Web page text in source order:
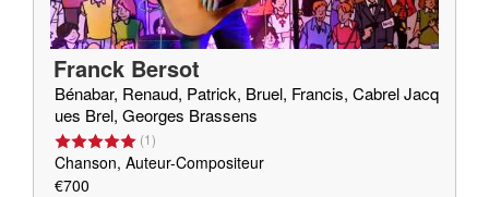
Franck Bersot
Bénabar, Renaud, Patrick, Bruel, Francis, Cabrel Jacq
ues Brel, Georges Brassens
(1)
Chanson, Auteur-Compositeur
€700